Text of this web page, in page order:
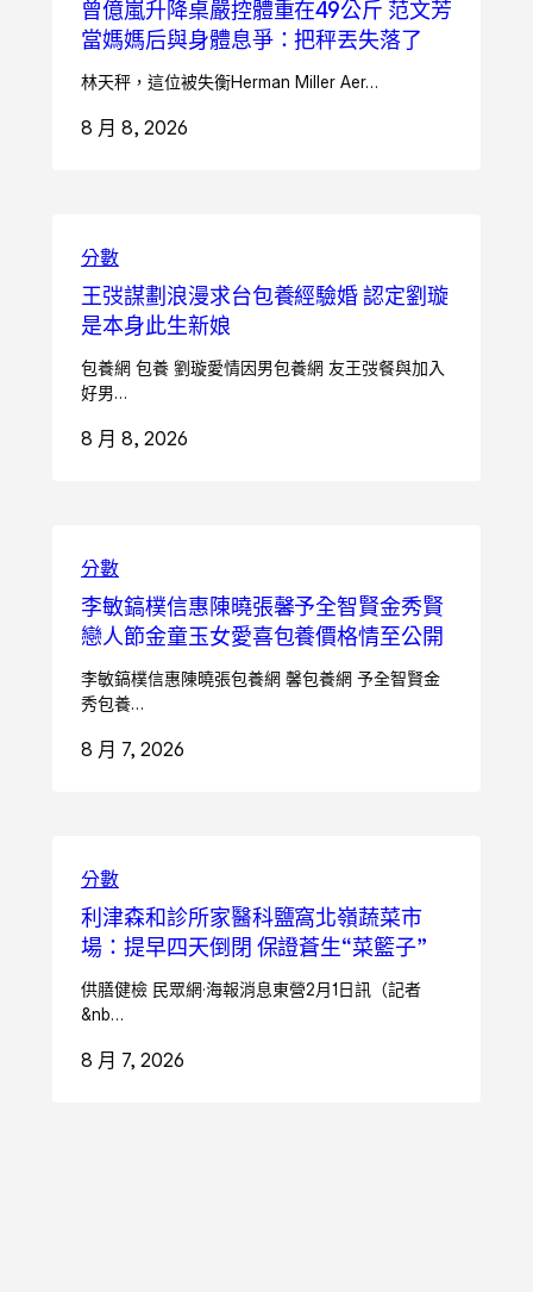
曾億嵐升降桌嚴控體重在49公斤 范文芳
當媽媽后與身體息爭：把秤丟失落了
林天秤，這位被失衡Herman Miller Aer…
8 月 8, 2026
分數
王弢謀劃浪漫求台包養經驗婚 認定劉璇
是本身此生新娘
包養網 包養 劉璇愛情因男包養網 友王弢餐與加入
好男…
8 月 8, 2026
分數
李敏鎬樸信惠陳曉張馨予全智賢金秀賢
戀人節金童玉女愛喜包養價格情至公開
李敏鎬樸信惠陳曉張包養網 馨包養網 予全智賢金
秀包養…
8 月 7, 2026
分數
利津森和診所家醫科鹽窩北嶺蔬菜市
場：提早四天倒閉 保證蒼生“菜籃子”
供膳健檢 民眾網·海報消息東營2月1日訊（記者
&nb…
8 月 7, 2026